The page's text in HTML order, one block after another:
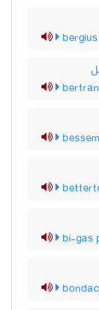
bi-gas